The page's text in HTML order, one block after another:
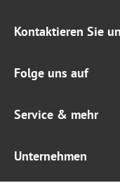
Kontaktieren Sie
Folge uns auf
Service & mehr
Unternehmen